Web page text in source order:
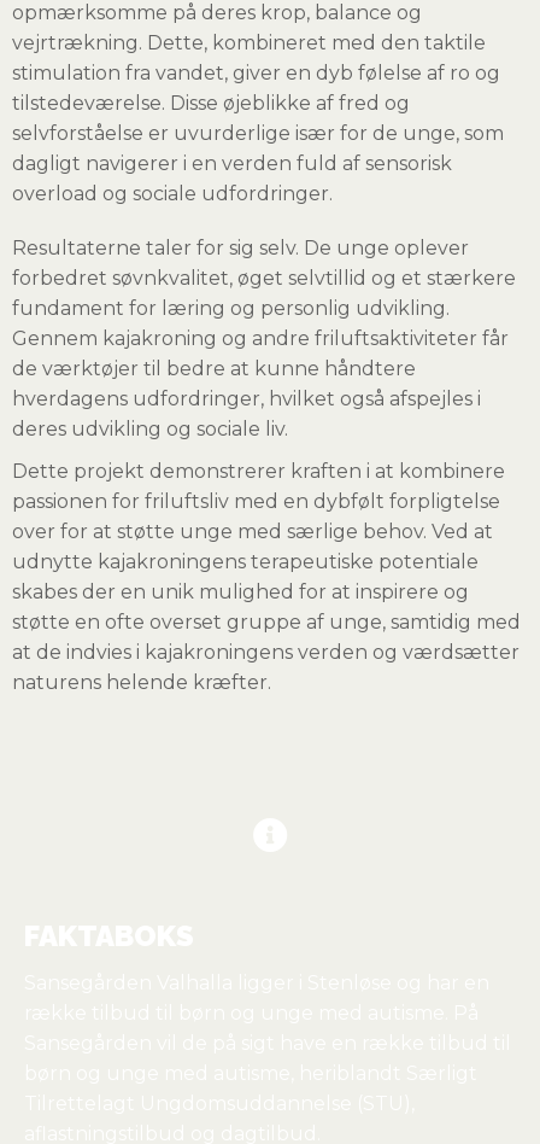
opmærksomme på deres krop, balance og
vejrtrækning. Dette, kombineret med den taktile
stimulation fra vandet, giver en dyb følelse af ro og
tilstedeværelse. Disse øjeblikke af fred og
selvforståelse er uvurderlige især for de unge, som
dagligt navigerer i en verden fuld af sensorisk
overload og sociale udfordringer.
Resultaterne taler for sig selv. De unge oplever
forbedret søvnkvalitet, øget selvtillid og et stærkere
fundament for læring og personlig udvikling.
Gennem kajakroning og andre friluftsaktiviteter får
de værktøjer til bedre at kunne håndtere
hverdagens udfordringer, hvilket også afspejles i
deres udvikling og sociale liv.
Dette projekt demonstrerer kraften i at kombinere
passionen for friluftsliv med en dybfølt forpligtelse
over for at støtte unge med særlige behov. Ved at
udnytte kajakroningens terapeutiske potentiale
skabes der en unik mulighed for at inspirere og
støtte en ofte overset gruppe af unge, samtidig med
at de indvies i kajakroningens verden og værdsætter
naturens helende kræfter.